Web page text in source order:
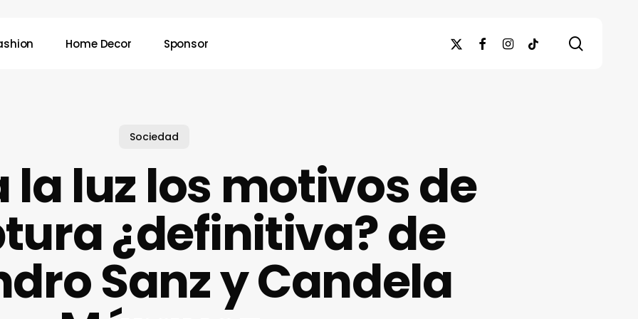
Home Decor Sponsor
x-
facebookinstagram
tiktok
Sociedad
la luz los motivos de
¿definitiva? de
Sanz y Candela